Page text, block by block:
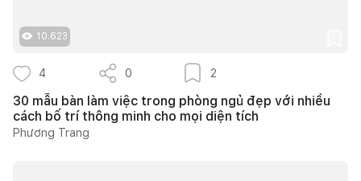
10.623
4 0 2
30 mẫu bàn làm việc trong phòng ngủ đẹp với nhiều
cách bố trí thông minh cho mọi diện tích
Phương Trang